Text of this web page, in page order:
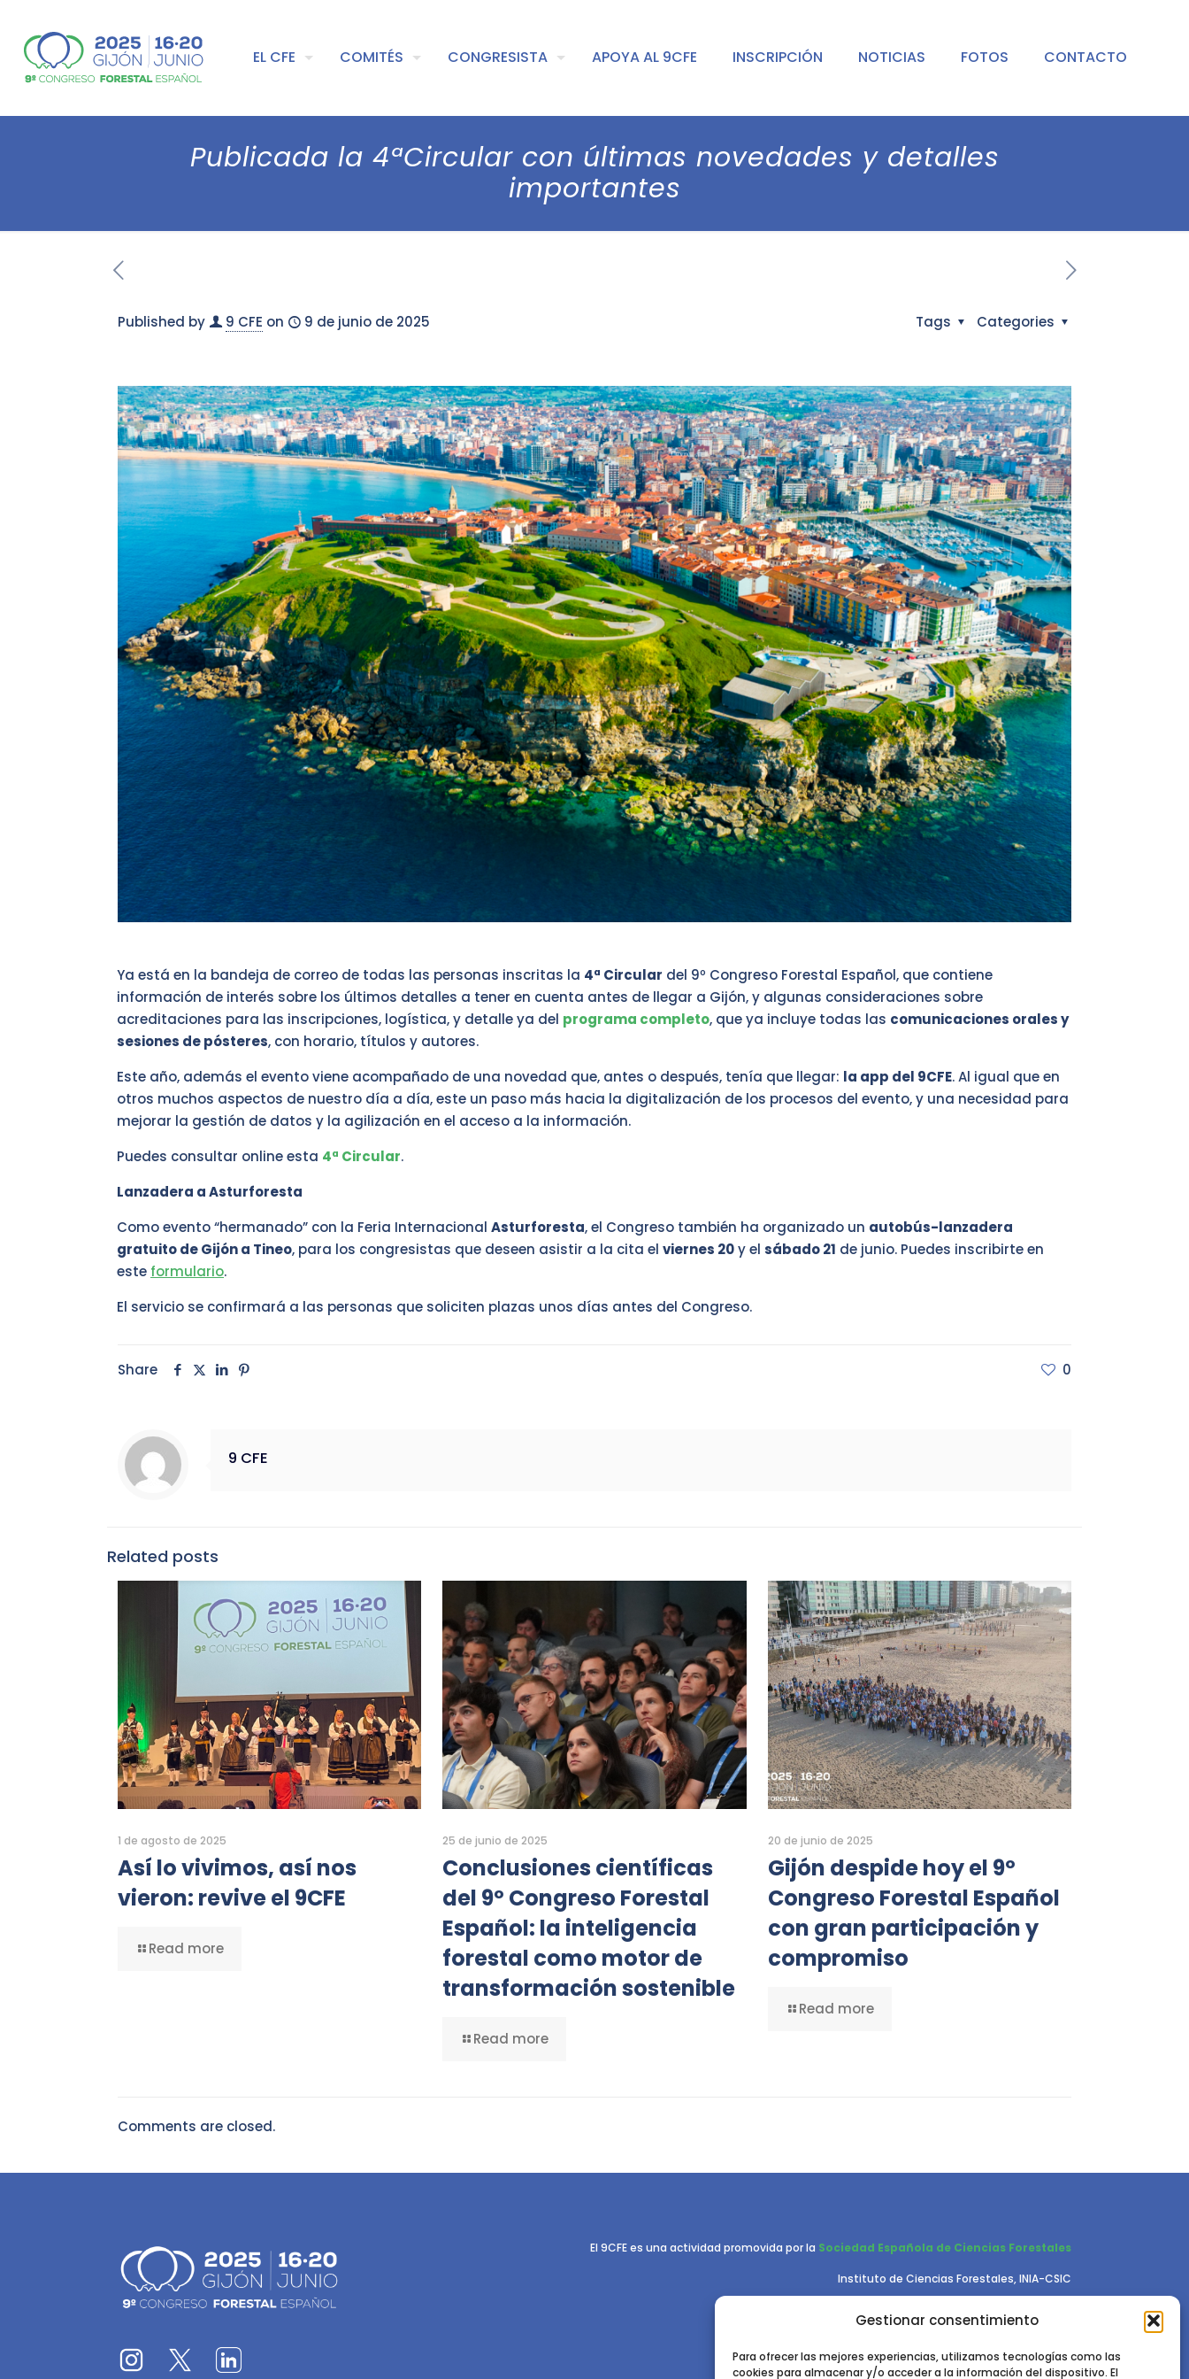
Gestionar consentimiento
Para ofrecer las mejores experiencias, utilizamos tecnologías como las
cookies para almacenar y/o acceder a la información del dispositivo. El
EL CFE COMITÉS CONGRESISTA APOYA AL 9CFE INSCRIPCIÓN NOTICIAS FOTOS CONTACTO
Publicada la 4ªCircular con últimas novedades y detalles
importantes
Published by 9 CFE on 9 de junio de 2025 Categories
Tags
Ya está en la bandeja de correo de todas las personas inscritas la 4ª Circular del 9º Congreso Forestal Español, que contiene
información de interés sobre los últimos detalles a tener en cuenta antes de llegar a Gijón, y algunas consideraciones sobre
acreditaciones para las inscripciones, logística, y detalle ya del programa completo, que ya incluye todas las comunicaciones orales y
sesiones de pósteres, con horario, títulos y autores.
Este año, además el evento viene acompañado de una novedad que, antes o después, tenía que llegar: la app del 9CFE. Al igual que en
otros muchos aspectos de nuestro día a día, este un paso más hacia la digitalización de los procesos del evento, y una necesidad para
mejorar la gestión de datos y la agilización en el acceso a la información.
Puedes consultar online esta 4ª Circular.
Lanzadera a Asturforesta
Como evento “hermanado” con la Feria InternacionalAsturforesta, el Congreso también ha organizado un autobús-lanzadera
gratuito de Gijón a Tineo, para los congresistas que deseen asistir a la cita elviernes 20y elsábado 21 de junio. Puedes inscribirte en
este formulario.
El servicio se confirmará a las personas que soliciten plazas unos días antes del Congreso.
Share 0
9 CFE
Related posts
1 de agosto de 2025
Así lo vivimos, así nos
vieron: revive el 9CFE
Read more
25 de junio de 2025
Conclusiones científicas
del 9º Congreso Forestal
Español: la inteligencia
forestal como motor de
transformación sostenible
Read more
20 de junio de 2025
Gijón despide hoy el 9º
Congreso Forestal Español
con gran participación y
compromiso
Read more
Comments are closed.
El 9CFE es una actividad promovida por la Sociedad Española de Ciencias Forestales
Instituto de Ciencias Forestales, INIA-CSIC
Ctra. de la Coruña km 7,5 - 28040 Madrid